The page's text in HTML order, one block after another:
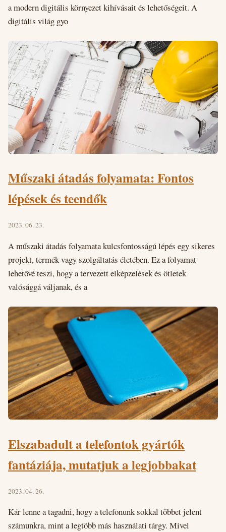
a modern digitális környezet kihívásait és lehetőségeit. A
digitális világ gyo
Műszaki átadás folyamata: Fontos
lépések és teendők
2023. 06. 23.
A műszaki átadás folyamata kulcsfontosságú lépés egy sikeres
projekt, termék vagy szolgáltatás életében. Ez a folyamat
lehetővé teszi, hogy a tervezett elképzelések és ötletek
valósággá váljanak, és a
Elszabadult a telefontok gyártók
fantáziája, mutatjuk a legjobbakat
2023. 04. 26.
Kár lenne a tagadni, hogy a telefonunk sokkal többet jelent
számunkra, mint a legtöbb más használati tárgy. Mivel